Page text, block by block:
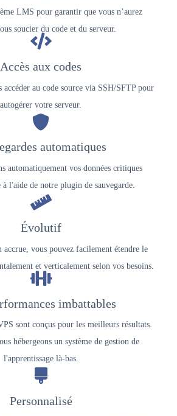
LMS pour garantir que vous n’aurez
soucier du code et du serveur.
Accès aux codes
accéder au code source via SSH/SFTP pour
autogérer votre serveur.
automatiques
automatiquement vos données critiques
à l'aide de notre plugin de sauvegarde.
Évolutif
accrue, vous pouvez facilement étendre le
et verticalement selon vos besoins.
imbattables
sont conçus pour les meilleurs résultats.
hébergeons un système de gestion de
l'apprentissage là-bas.
Personnalisé